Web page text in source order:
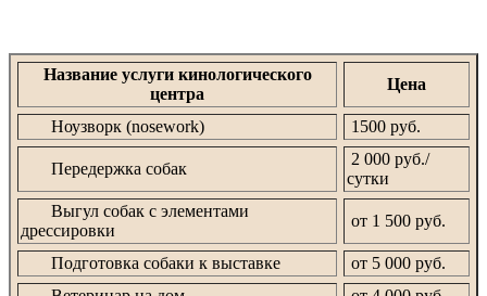
Название услуги кинологического
центра
Цена
Ноузворк (nosework) 1500 руб.
Передержка собак
2 000 руб./
сутки
Выгул собак с элементами
дрессировки
от 1 500 руб.
Подготовка собаки к выставке
от 5 000 руб.